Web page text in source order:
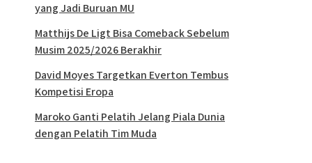
yang Jadi Buruan MU
Matthijs De Ligt Bisa Comeback Sebelum
Musim 2025/2026 Berakhir
David Moyes Targetkan Everton Tembus
Kompetisi Eropa
Maroko Ganti Pelatih Jelang Piala Dunia
dengan Pelatih Tim Muda